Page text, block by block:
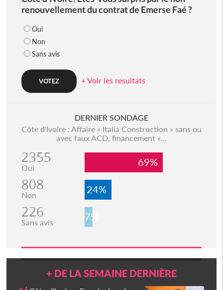
renouvellement du contrat de Emerse Faé ?
Oui
Non
Sans avis
+ Voir les resultats
DERNIER SONDAGE
Côte d'Ivoire : Affaire « Italia Construction » sans ou
avec faux ACD, financement «...
2355
Oui 69%
808
Non 24%
226
Sans avis 7%
+ DE LA SEMAINE DERNIÈRE